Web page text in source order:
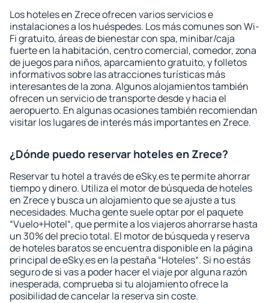
Los hoteles en Zrece ofrecen varios servicios e
instalaciones a los huéspedes. Los más comunes son Wi-
Fi gratuito, áreas de bienestar con spa, minibar/caja
fuerte en la habitación, centro comercial, comedor, zona
de juegos para niños, aparcamiento gratuito, y folletos
informativos sobre las atracciones turísticas más
interesantes de la zona. Algunos alojamientos también
ofrecen un servicio de transporte desde y hacia el
aeropuerto. En algunas ocasiones también recomiendan
visitar los lugares de interés más importantes en Zrece.
¿Dónde puedo reservar hoteles en Zrece?
Reservar tu hotel a través de eSky.es te permite ahorrar
tiempo y dinero. Utiliza el motor de búsqueda de hoteles
en Zrece y busca un alojamiento que se ajuste a tus
necesidades. Mucha gente suele optar por el paquete
“Vuelo+Hotel“, que permite a los viajeros ahorrarse hasta
un 30% del precio total. El motor de búsqueda y reserva
de hoteles baratos se encuentra disponible en la página
principal de eSky.es en la pestaña “Hoteles“. Si no estás
seguro de si vas a poder hacer el viaje por alguna razón
inesperada, comprueba si tu alojamiento ofrece la
posibilidad de cancelar la reserva sin coste.